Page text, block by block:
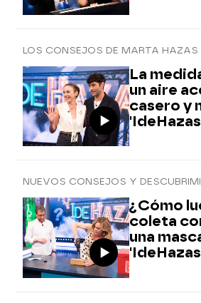
La
un aire
casero y
¿Cómo
coleta
una